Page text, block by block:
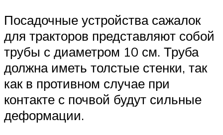
Посадочные устройства сажалок
для тракторов представляют собой
трубы с диаметром 10 см. Труба
должна иметь толстые стенки, так
как в противном случае при
контакте с почвой будут сильные
деформации.